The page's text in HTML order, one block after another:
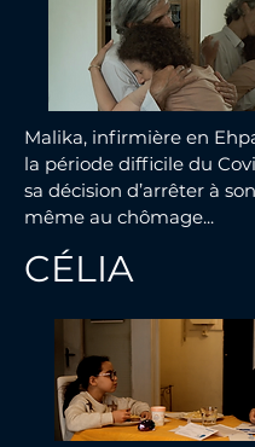
Malika, infirmière en
la période difficile du
sa décision d’arrêter à
même au chômage...
CÉLIA